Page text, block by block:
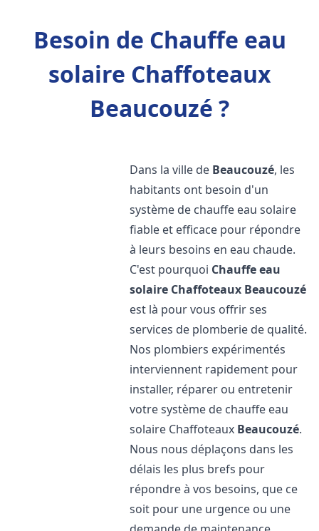
Besoin de Chauffe eau
solaire Chaffoteaux
Beaucouzé ?
Dans la ville de Beaucouzé, les
habitants ont besoin d'un
système de chauffe eau solaire
fiable et efficace pour répondre
à leurs besoins en eau chaude.
C'est pourquoi Chauffe eau
solaire Chaffoteaux Beaucouzé
est là pour vous offrir ses
services de plomberie de qualité.
Nos plombiers expérimentés
interviennent rapidement pour
installer, réparer ou entretenir
votre système de chauffe eau
solaire Chaffoteaux Beaucouzé.
Nous nous déplaçons dans les
délais les plus brefs pour
répondre à vos besoins, que ce
soit pour une urgence ou une